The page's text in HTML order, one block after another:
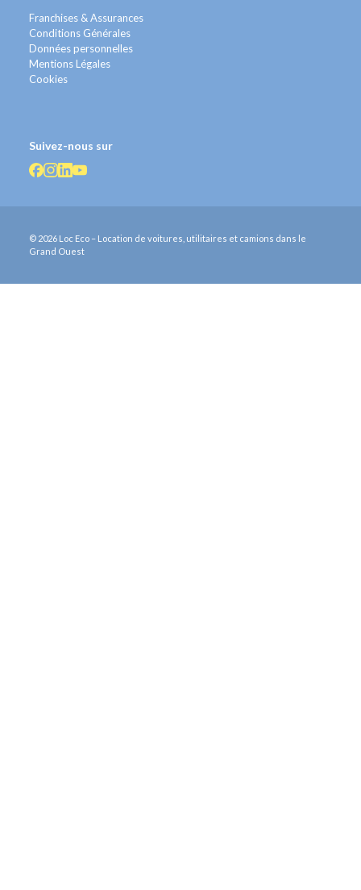
Franchises & Assurances
Conditions Générales
Données personnelles
Mentions Légales
Cookies
Suivez-nous sur
© 2026 Loc Eco – Location de voitures, utilitaires et camions dans le
Grand Ouest